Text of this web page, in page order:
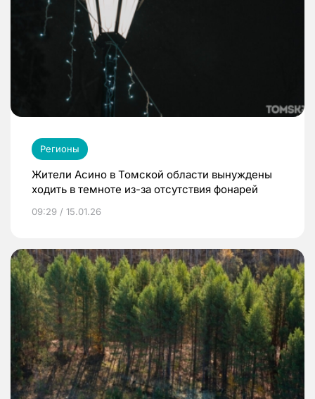
Регионы
Жители Асино в Томской области вынуждены
ходить в темноте из-за отсутствия фонарей
09:29 / 15.01.26